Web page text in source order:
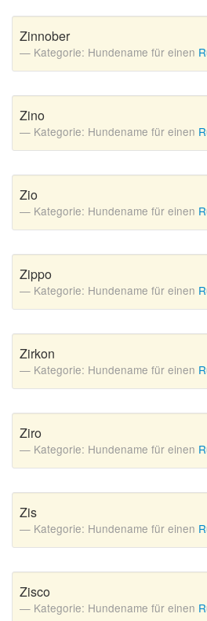
Zinnober
Kategorie: Hundename für einen
Zino
Kategorie: Hundename für einen
Zio
Kategorie: Hundename für einen
Zippo
Kategorie: Hundename für einen
Zirkon
Kategorie: Hundename für einen
Ziro
Kategorie: Hundename für einen
Zis
Kategorie: Hundename für einen
Zisco
Kategorie: Hundename für einen